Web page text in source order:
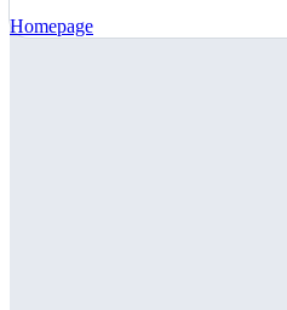
Homepage